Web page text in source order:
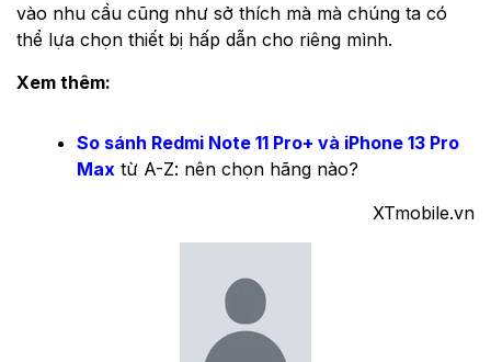
vào nhu cầu cũng như sở thích mà mà chúng ta có
thể lựa chọn thiết bị hấp dẫn cho riêng mình.
Xem thêm:
So sánh Redmi Note 11 Pro+ và iPhone 13 Pro
Max từ A-Z: nên chọn hãng nào?
XTmobile.vn